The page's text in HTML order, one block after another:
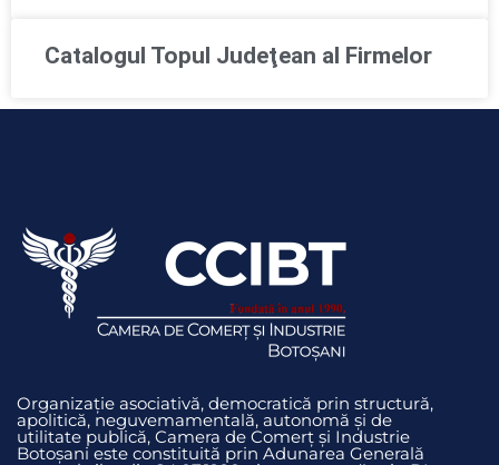
Catalogul Topul Judeţean al Firmelor
Organizație asociativă, democratică prin structură,
apolitică, neguvemamentală, autonomă și de
utilitate publică, Camera de Comerț și Industrie
Botoșani este constituită prin Adunarea Generală